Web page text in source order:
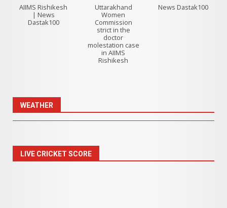
AIIMS Rishikesh
| News
Dastak100
Uttarakhand
Women
Commission
strict in the
doctor
molestation case
in AIIMS
Rishikesh
News Dastak100
WEATHER
LIVE CRICKET SCORE